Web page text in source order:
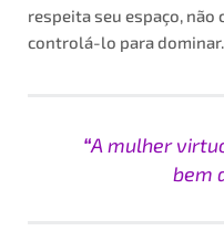
respeita seu espaço,
controlá-lo para dominar.
“A mulher
bem